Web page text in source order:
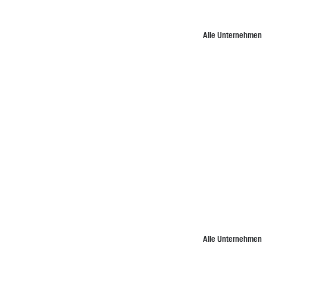
Alle Unternehmen
Alle Unternehmen